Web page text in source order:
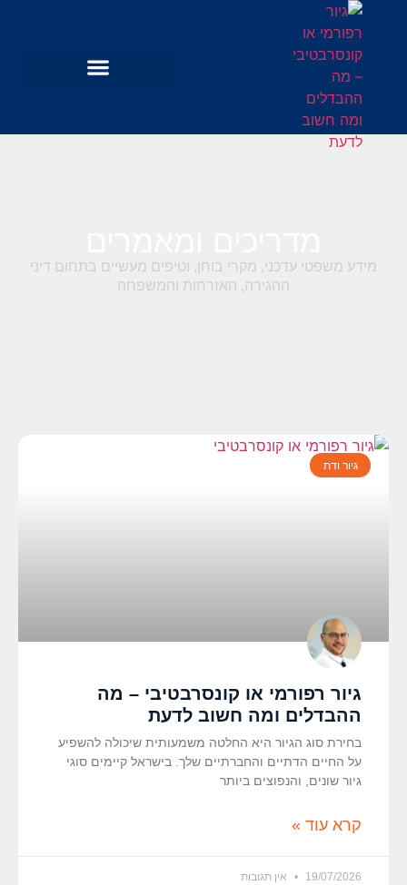
מידע משפטי עדכני, מקרי בוחן, וטיפים מעשיים בתחום דיני
ההגירה, האזרחות והמשפחה
גיור ודת
גיור רפורמי או קונסרבטיבי – מה
ההבדלים ומה חשוב לדעת
בחירת סוג הגיור היא החלטה משמעותית שיכולה להשפיע
על החיים הדתיים והחברתיים שלך. בישראל קיימים סוגי
גיור שונים, והנפוצים ביותר
קרא עוד »
19/07/2026 אין תגובות